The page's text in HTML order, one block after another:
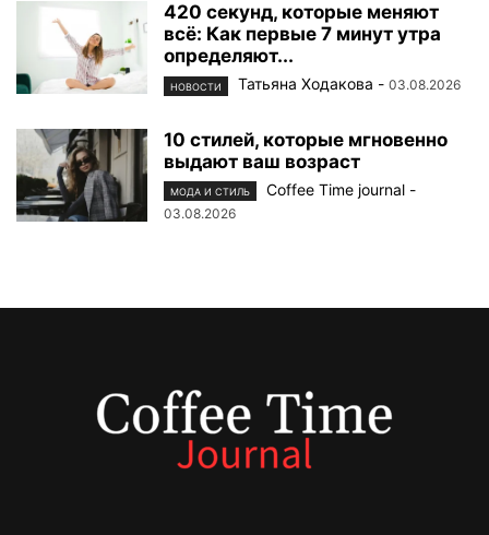
420 секунд, которые меняют
всё: Как первые 7 минут утра
определяют...
НОВОСТИ Татьяна Ходакова - 03.08.2026
10 стилей, которые мгновенно
выдают ваш возраст
МОДА И СТИЛЬ Coffee Time journal -
03.08.2026